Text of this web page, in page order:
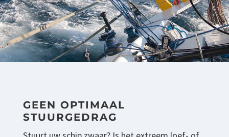
GEEN OPTIMAAL
STUURGEDRAG